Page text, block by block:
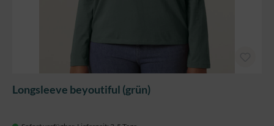
Longsleeve beyoutiful (grün)